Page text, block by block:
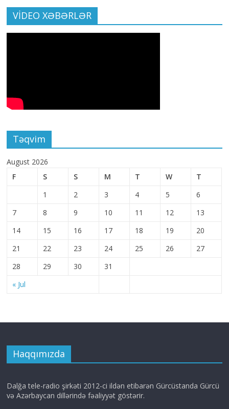
VİDEO XƏBƏRLƏR
Təqvim
August 2026
F
S S M T W T
« Jul
1 2 3 4 5
6
7
8 9 10 11 12
13
14
15 16 17 18 19
20
21
22 23 24 25 26
27
28
29 30 31
Haqqımızda
Dalğa tele-radio şirkəti 2012-ci ildən etibarən Gürcüstanda Gürcü
və Azərbaycan dillərində fəaliyyət göstərir.